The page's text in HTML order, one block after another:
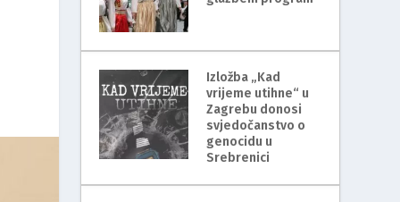
Izložba „Kad
vrijeme utihne“ u
Zagrebu donosi
svjedočanstvo o
genocidu u
Srebrenici